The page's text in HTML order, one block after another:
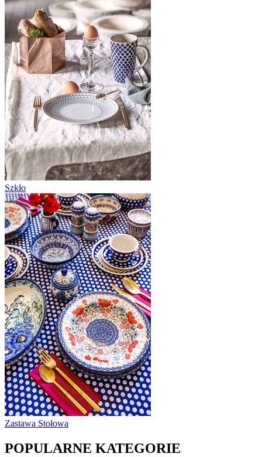
Szkło
Zastawa Stołowa
POPULARNE KATEGORIE